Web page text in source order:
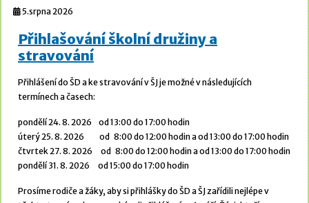
5.srpna 2026
Přihlašování školní družiny a
stravování
Přihlášení do ŠD a ke stravování v ŠJ je možné v následujících
termínech a časech:
pondělí 24. 8. 2026 od 13:00 do 17:00 hodin
úterý 25. 8. 2026 od 8:00 do 12:00 hodin a od 13:00 do 17:00 hodin
čtvrtek 27. 8. 2026 od 8:00 do 12:00 hodin a od 13:00 do 17:00 hodin
pondělí 31. 8. 2026 od 15:00 do 17:00 hodin
Prosíme rodiče a žáky, aby si přihlášky do ŠD a ŠJ zařídili nejlépe v